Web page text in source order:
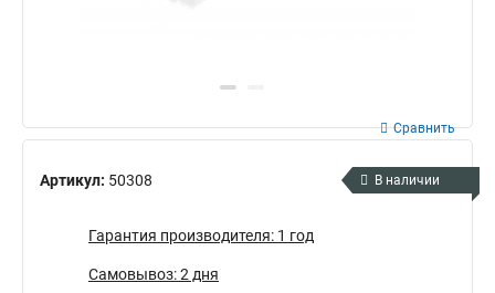
Артикул: 50308
Сравнить
В наличии
Гарантия производителя: 1 год
Самовывоз: 2 дня